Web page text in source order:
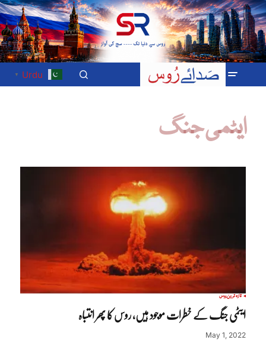
Urdu
▼
ایٹمی جنگ
تازہ ترینروس
ایٹمی جنگ کے خطرات موجود ہیں، روس کا پھر انتباہ
May 1, 2022